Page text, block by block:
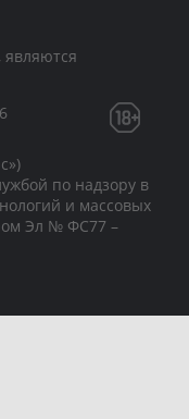
по надзору в
и массовых
Эл № ФС77 –